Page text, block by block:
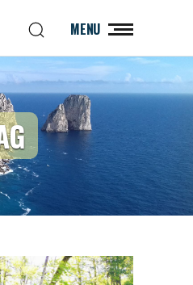
MENU